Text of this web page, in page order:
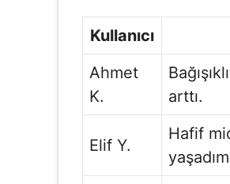
Kullanıcı
Ahmet
K.
arttı.
Elif Y.
Hafif